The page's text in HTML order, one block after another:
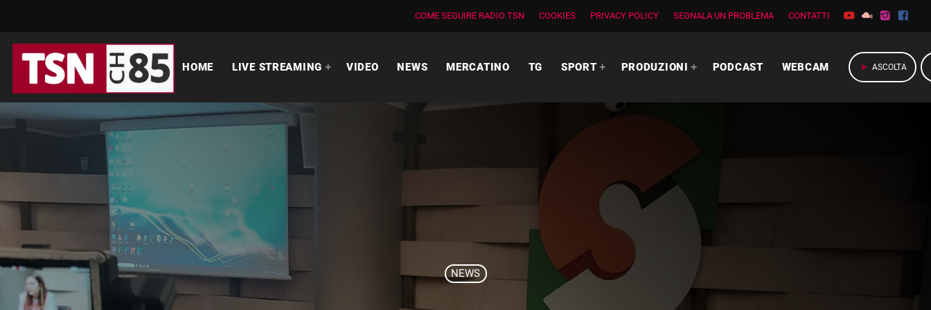
COME SEGUIRE RADIO TSN COOKIES PRIVACY POLICY SEGNALA UN PROBLEMA CONTATTI
HOME LIVE STREAMING VIDEO NEWS MERCATINO TG SPORT PRODUZIONI PODCAST WEBCAM play_arrow ASCOLTA
NEWS